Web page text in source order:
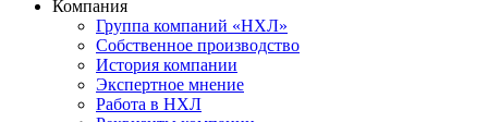
Компания
Группа компаний «НХЛ»
Собственное производство
История компании
Экспертное мнение
Работа в НХЛ